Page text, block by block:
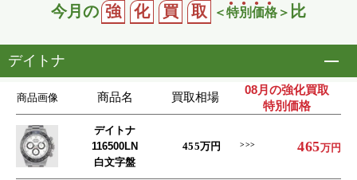
今月の 強 化 買 取 ＜特別価格 ＞ 比
デイトナ
商品画像 商品名 買取相場
08月の強化買取
特別価格
デイトナ
116500LN
白文字盤
455万円 465万円